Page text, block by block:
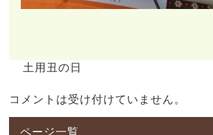
土用丑の日
コメントは受け付けていません。